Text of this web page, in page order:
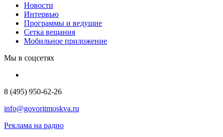
Новости
Интервью
Программы и ведущие
Сетка вещания
Мобильное приложение
Мы в соцсетях
8 (495) 950-62-26
info@govoritmoskva.ru
Реклама на радио